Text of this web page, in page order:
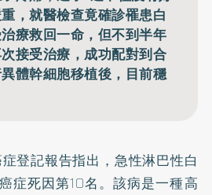
，就醫檢查竟確診罹患白
療救回一命，但不到半年
接受治療，成功配對到合
體幹細胞移植後，目前穩
登記報告指出，急性淋巴性白
症死因第10名。該病是一種高